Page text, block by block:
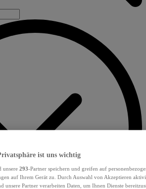
ist uns wichtig
unsere 293-Partner speichern und greifen auf
auf Ihrem Gerät zu. Durch Auswahl von Akzeptieren
unsere Partner verarbeiten Daten, um Ihnen Dienste